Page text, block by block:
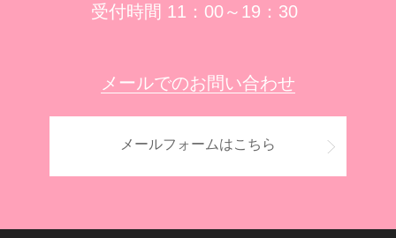
受付時間 11：00～19：30
メールでのお問い合わせ
メールフォームはこちら